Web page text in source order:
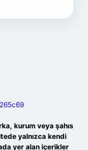
kurum veya şahıs
yalnızca kendi
yer alan içerikler